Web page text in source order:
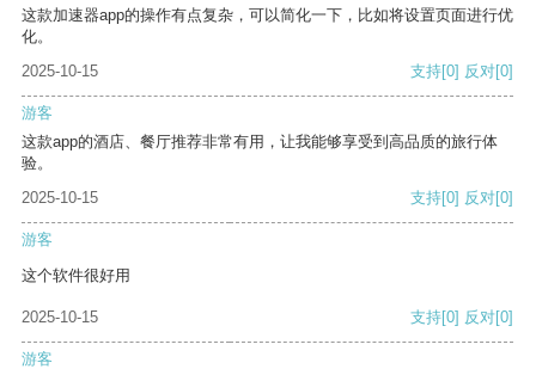
这款加速器app的操作有点复杂，可以简化一下，比如将设置页面进行优
化。
2025-10-15
支持[0] 反对[0]
游客
这款app的酒店、餐厅推荐非常有用，让我能够享受到高品质的旅行体
验。
2025-10-15
支持[0] 反对[0]
游客
这个软件很好用
2025-10-15 支持[0] 反对[0]
游客